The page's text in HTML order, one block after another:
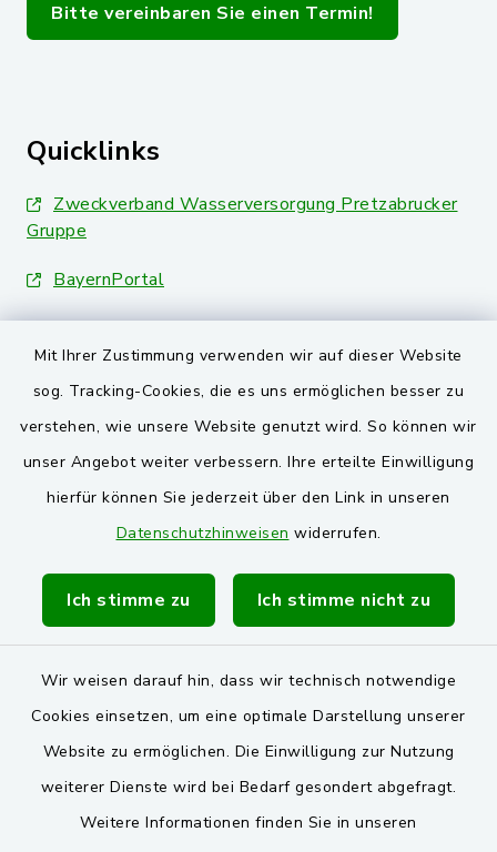
Mit Ihrer Zustimmung verwenden wir auf dieser Website
sog. Tracking-Cookies, die es uns ermöglichen besser zu
verstehen, wie unsere Website genutzt wird. So können wir
unser Angebot weiter verbessern. Ihre erteilte Einwilligung
hierfür können Sie jederzeit über den Link in unseren
Datenschutzhinweisen widerrufen.
Ich stimme zu Ich stimme nicht zu
Wir weisen darauf hin, dass wir technisch notwendige
Cookies einsetzen, um eine optimale Darstellung unserer
Website zu ermöglichen. Die Einwilligung zur Nutzung
weiterer Dienste wird bei Bedarf gesondert abgefragt.
Weitere Informationen finden Sie in unseren
Bitte vereinbaren Sie einen Termin!
Quicklinks
Zweckverband Wasserversorgung Pretzabrucker
Gruppe
BayernPortal
Landkreis Schwandorf
VG und Gemeinden
Markt Schwarzenfeld
Gemeinde Stulln
Verwaltungsgemeinschaft Schwarzenfeld
Barrierefreiheit